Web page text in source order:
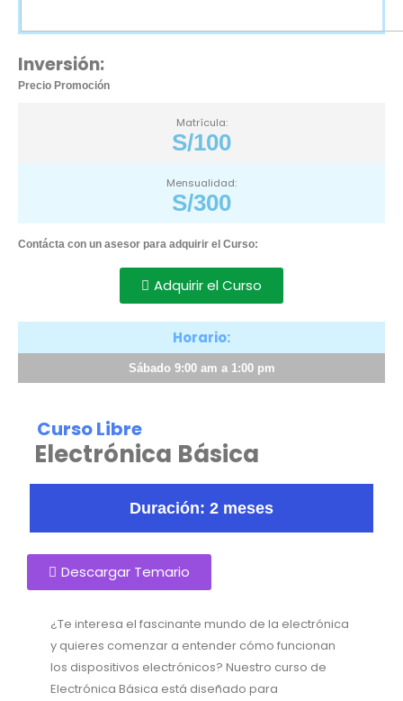
Inversión:
Precio Promoción
Matrícula:
S/100
Mensualidad:
S/300
Contácta con un asesor para adquirir el Curso:
Adquirir el Curso
Horario:
Sábado 9:00 am a 1:00 pm
Curso Libre
Electrónica Básica
Duración: 2 meses
Descargar Temario
¿Te interesa el fascinante mundo de la electrónica
y quieres comenzar a entender cómo funcionan
los dispositivos electrónicos? Nuestro curso de
Electrónica Básica está diseñado para